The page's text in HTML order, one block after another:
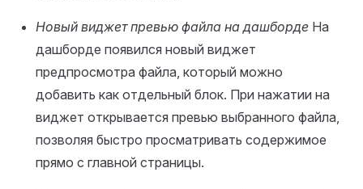
Новый виджет превью файла на дашборде На
дашборде появился новый виджет
предпросмотра файла, который можно
добавить как отдельный блок. При нажатии на
виджет открывается превью выбранного файла,
позволяя быстро просматривать содержимое
прямо с главной страницы.